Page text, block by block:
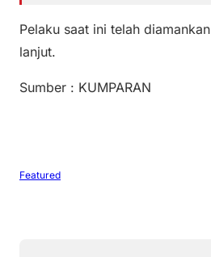
Pelaku saat ini telah
lanjut.
Sumber : KUMPARAN
Featured